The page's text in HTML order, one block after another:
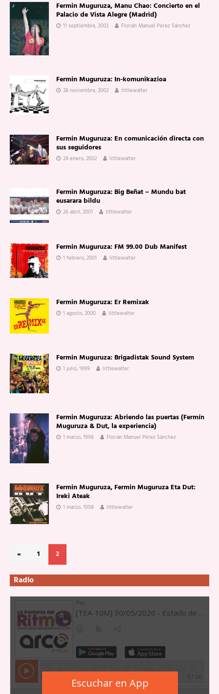
Fermin Muguruza, Manu Chao: Concierto en el
Palacio de Vista Alegre (Madrid)
11 septiembre, 2003 Florián Manuel Pérez Sánchez
Fermin Muguruza: In-komunikazioa
28 noviembre, 2002 littlewalter
Fermin Muguruza: En comunicación directa con
sus seguidores
24 enero, 2002 littlewalter
Fermin Muguruza: Big Beñat – Mundu bat
eusarara bildu
26 abril, 2001 littlewalter
Fermin Muguruza: FM 99.00 Dub Manifest
1 febrero, 2001 littlewalter
Fermin Muguruza: Er Remixak
1 agosto, 2000 littlewalter
Fermin Muguruza: Brigadistak Sound System
1 julio, 1999 littlewalter
Fermin Muguruza: Abriendo las puertas (Fermín
Muguruza & Dut, la experiencia)
1 marzo, 1998 Florián Manuel Pérez Sánchez
Fermin Muguruza, Fermin Muguruza Eta Dut:
Ireki Ateak
1 marzo, 1998 littlewalter
« 1 2
Radio